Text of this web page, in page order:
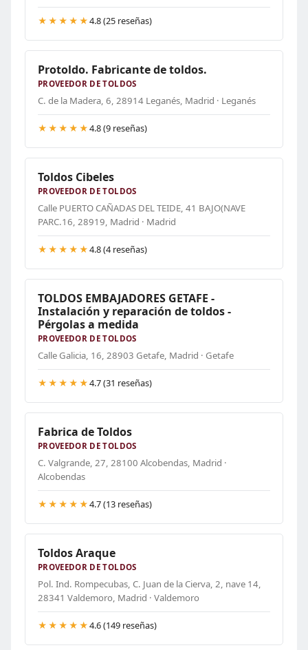
★★★★★4.8 (25 reseñas)
Protoldo. Fabricante de toldos.
PROVEEDOR DE TOLDOS
C. de la Madera, 6, 28914 Leganés, Madrid · Leganés
★★★★★4.8 (9 reseñas)
Toldos Cibeles
PROVEEDOR DE TOLDOS
Calle PUERTO CAÑADAS DEL TEIDE, 41 BAJO(NAVE
PARC.16, 28919, Madrid · Madrid
★★★★★4.8 (4 reseñas)
TOLDOS EMBAJADORES GETAFE -
Instalación y reparación de toldos -
Pérgolas a medida
PROVEEDOR DE TOLDOS
Calle Galicia, 16, 28903 Getafe, Madrid · Getafe
★★★★★4.7 (31 reseñas)
Fabrica de Toldos
PROVEEDOR DE TOLDOS
C. Valgrande, 27, 28100 Alcobendas, Madrid ·
Alcobendas
★★★★★4.7 (13 reseñas)
Toldos Araque
PROVEEDOR DE TOLDOS
Pol. Ind. Rompecubas, C. Juan de la Cierva, 2, nave 14,
28341 Valdemoro, Madrid · Valdemoro
★★★★★4.6 (149 reseñas)